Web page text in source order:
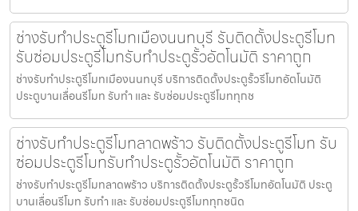
ช่างรับทำประตูรีโมทเมืองนนทบุรี รับติดตั้งประตูรีโมท
รับซ่อมประตูรีโมทรับทำประตูรั้วอัตโนมัติ ราคาถูก
ช่างรับทำประตูรีโมทเมืองนนทบุรี บริการติดตั้งประตูรั้วรีโมทอัตโนมัติ
ประตูบานเลื่อนรีโมท รับทำ และ รับซ่อมประตูรีโมททุกช
ช่างรับทำประตูรีโมทลาดพร้าว รับติดตั้งประตูรีโมท รับ
ซ่อมประตูรีโมทรับทำประตูรั้วอัตโนมัติ ราคาถูก
ช่างรับทำประตูรีโมทลาดพร้าว บริการติดตั้งประตูรั้วรีโมทอัตโนมัติ ประตู
บานเลื่อนรีโมท รับทำ และ รับซ่อมประตูรีโมททุกชนิด